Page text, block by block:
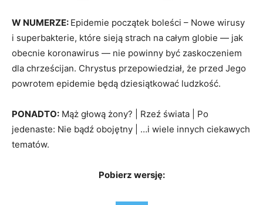
W NUMERZE: Epidemie początek boleści – Nowe wirusy
i superbakterie, które sieją strach na całym globie — jak
obecnie koronawirus — nie powinny być zaskoczeniem
dla chrześcijan. Chrystus przepowiedział, że przed Jego
powrotem epidemie będą dziesiątkować ludzkość.
PONADTO: Mąż głową żony? | Rzeź świata | Po
jedenaste: Nie bądź obojętny | …i wiele innych ciekawych
tematów.
Pobierz wersję: